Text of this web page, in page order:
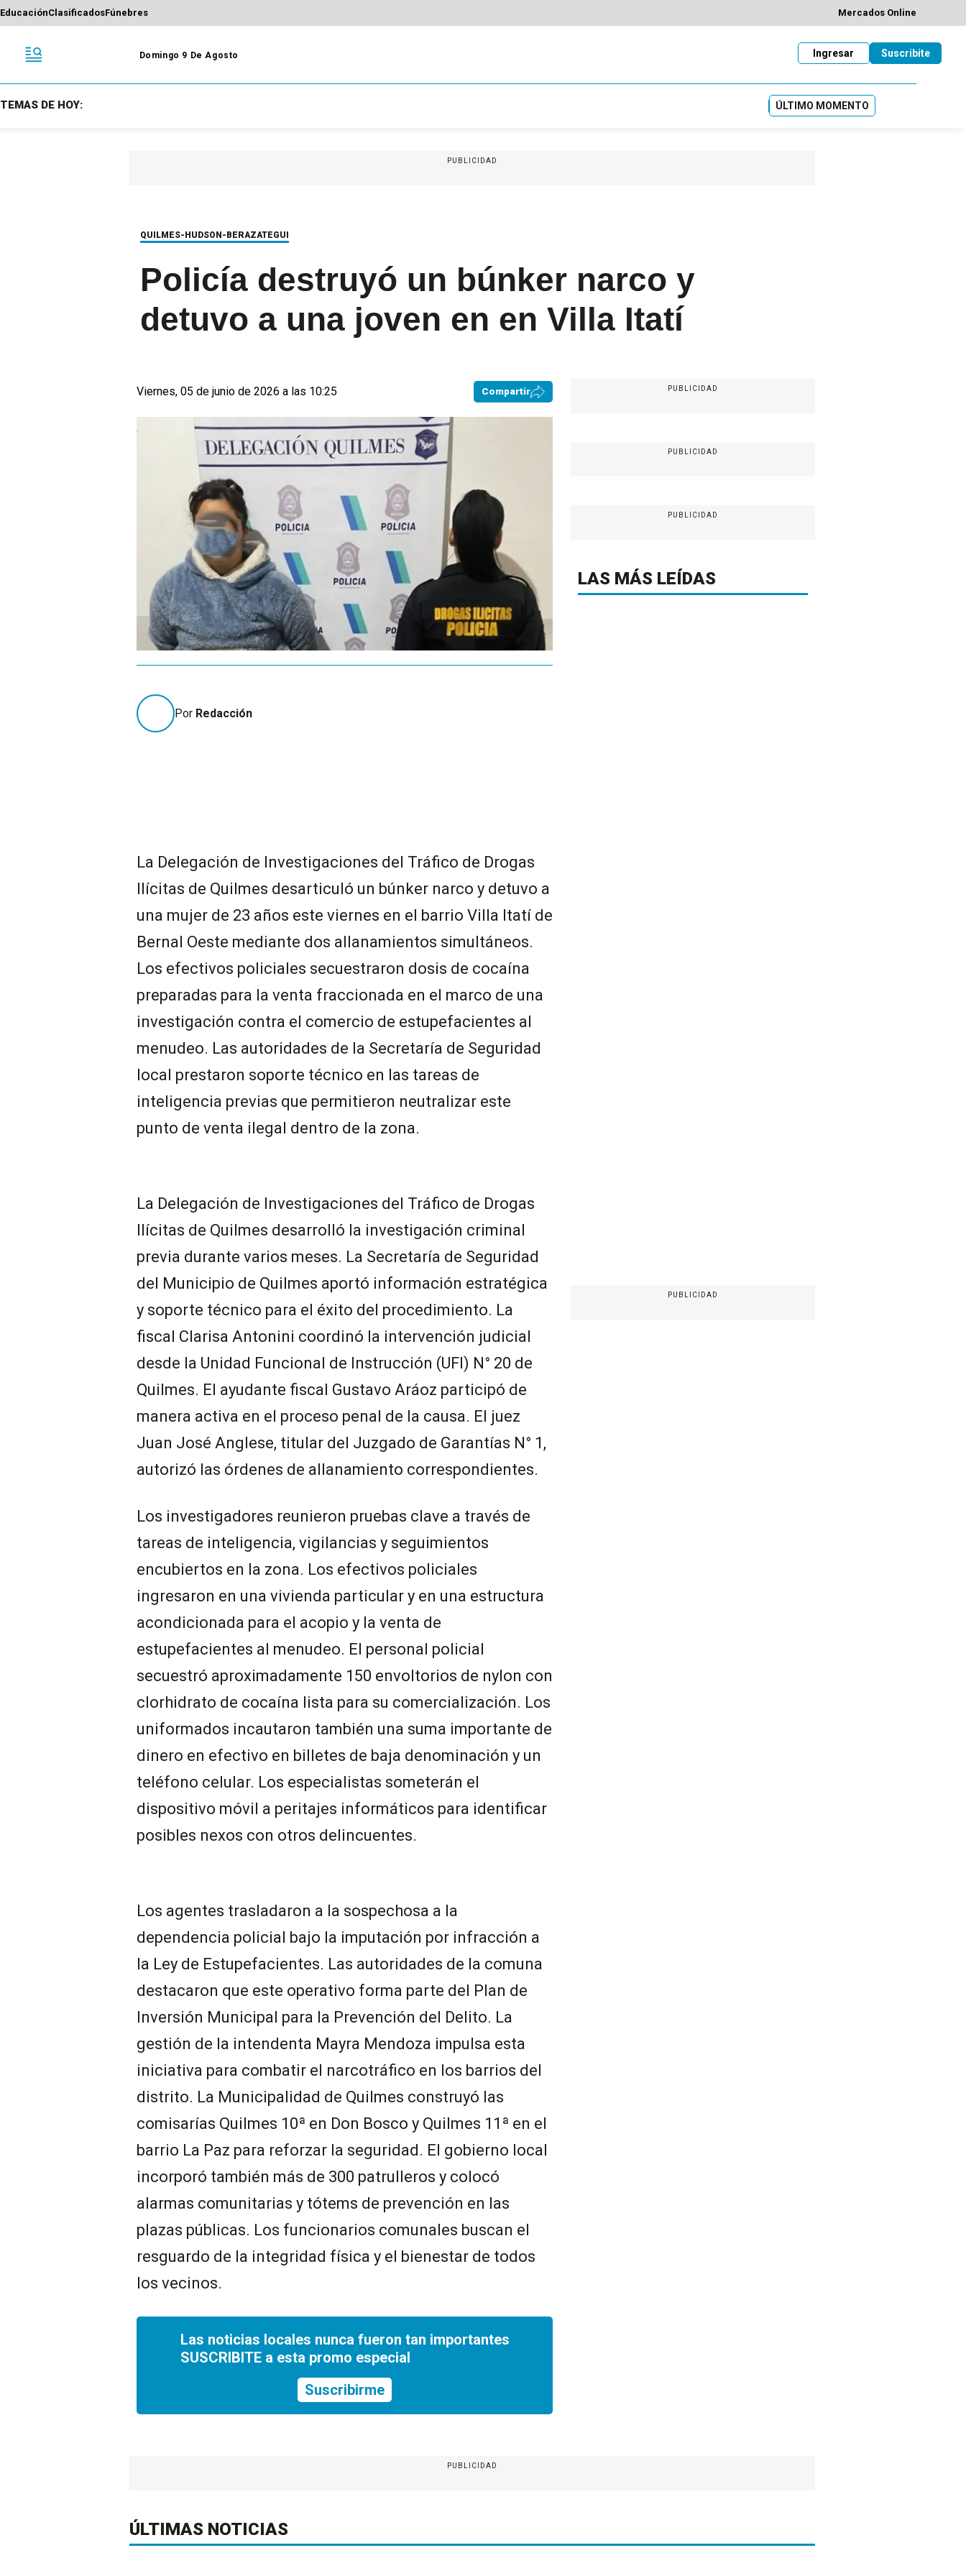
EducaciónClasificadosFúnebres Mercados Online
Domingo 9 De Agosto Suscribite
Ingresar
TEMAS DE HOY: ÚLTIMO MOMENTO
PUBLICIDAD
QUILMES-HUDSON-BERAZATEGUI
Policía destruyó un búnker narco y
detuvo a una joven en en Villa Itatí
Viernes, 05 de junio de 2026 a las 10:25 Compartir
Por Redacción
La Delegación de Investigaciones del Tráfico de Drogas
Ilícitas de Quilmes desarticuló un búnker narco y detuvo a
una mujer de 23 años este viernes en el barrio Villa Itatí de
Bernal Oeste mediante dos allanamientos simultáneos.
Los efectivos policiales secuestraron dosis de cocaína
preparadas para la venta fraccionada en el marco de una
investigación contra el comercio de estupefacientes al
menudeo. Las autoridades de la Secretaría de Seguridad
local prestaron soporte técnico en las tareas de
inteligencia previas que permitieron neutralizar este
punto de venta ilegal dentro de la zona.
La Delegación de Investigaciones del Tráfico de Drogas
Ilícitas de Quilmes desarrolló la investigación criminal
previa durante varios meses. La Secretaría de Seguridad
del Municipio de Quilmes aportó información estratégica
y soporte técnico para el éxito del procedimiento. La
fiscal Clarisa Antonini coordinó la intervención judicial
desde la Unidad Funcional de Instrucción (UFI) N° 20 de
Quilmes. El ayudante fiscal Gustavo Aráoz participó de
manera activa en el proceso penal de la causa. El juez
Juan José Anglese, titular del Juzgado de Garantías N° 1,
autorizó las órdenes de allanamiento correspondientes.
Los investigadores reunieron pruebas clave a través de
tareas de inteligencia, vigilancias y seguimientos
encubiertos en la zona. Los efectivos policiales
ingresaron en una vivienda particular y en una estructura
acondicionada para el acopio y la venta de
estupefacientes al menudeo. El personal policial
secuestró aproximadamente 150 envoltorios de nylon con
clorhidrato de cocaína lista para su comercialización. Los
uniformados incautaron también una suma importante de
dinero en efectivo en billetes de baja denominación y un
teléfono celular. Los especialistas someterán el
dispositivo móvil a peritajes informáticos para identificar
posibles nexos con otros delincuentes.
Los agentes trasladaron a la sospechosa a la
dependencia policial bajo la imputación por infracción a
la Ley de Estupefacientes. Las autoridades de la comuna
destacaron que este operativo forma parte del Plan de
Inversión Municipal para la Prevención del Delito. La
gestión de la intendenta Mayra Mendoza impulsa esta
iniciativa para combatir el narcotráfico en los barrios del
distrito. La Municipalidad de Quilmes construyó las
comisarías Quilmes 10ª en Don Bosco y Quilmes 11ª en el
barrio La Paz para reforzar la seguridad. El gobierno local
incorporó también más de 300 patrulleros y colocó
alarmas comunitarias y tótems de prevención en las
plazas públicas. Los funcionarios comunales buscan el
resguardo de la integridad física y el bienestar de todos
los vecinos.
Las noticias locales nunca fueron tan importantes
SUSCRIBITE a esta promo especial
Suscribirme
PUBLICIDAD
PUBLICIDAD
PUBLICIDAD
LAS MÁS LEÍDAS
PUBLICIDAD
PUBLICIDAD
ÚLTIMAS NOTICIAS